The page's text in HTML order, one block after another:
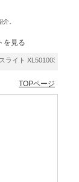
。
を見る
ト XL501003R2B | 商
TOPページ